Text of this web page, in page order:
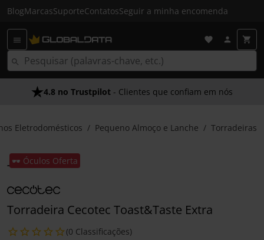
BlogMarcasSuporteContatosSeguir a minha encomenda
4.8 no Trustpilot - Clientes que confiam em nós
Eletrodomésticos Pequeno Almoço e Lanche Torradeiras
🕶️ Óculos Oferta
Torradeira Cecotec Toast&Taste Extra
(0 Classificações)